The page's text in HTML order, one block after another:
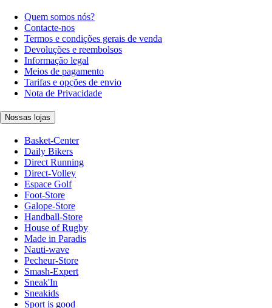
Quem somos nós?
Contacte-nos
Termos e condições gerais de venda
Devoluções e reembolsos
Informação legal
Meios de pagamento
Tarifas e opções de envio
Nota de Privacidade
Nossas lojas
Basket-Center
Daily Bikers
Direct Running
Direct-Volley
Espace Golf
Foot-Store
Galope-Store
Handball-Store
House of Rugby
Made in Paradis
Nauti-wave
Pecheur-Store
Smash-Expert
Sneak'In
Sneakids
Sport is good